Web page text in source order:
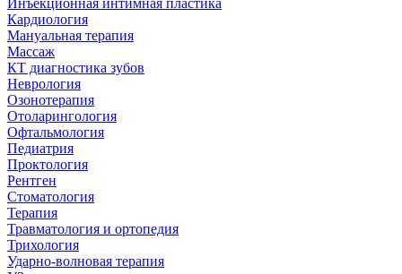
Инъекционная интимная пластика
Кардиология
Мануальная терапия
Массаж
КТ диагностика зубов
Неврология
Озонотерапия
Отоларингология
Офтальмология
Педиатрия
Проктология
Рентген
Стоматология
Терапия
Травматология и ортопедия
Трихология
Ударно-волновая терапия